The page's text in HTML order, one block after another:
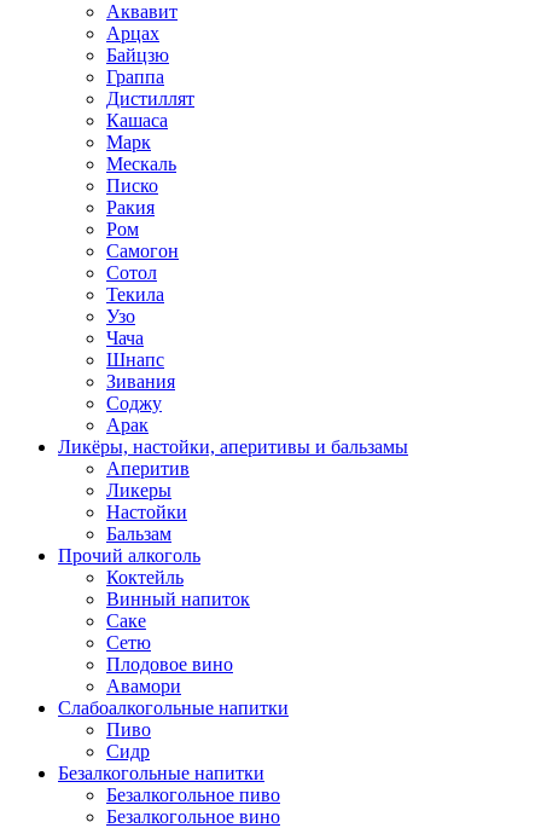
Аквавит
Арцах
Байцзю
Граппа
Дистиллят
Кашаса
Марк
Мескаль
Писко
Ракия
Ром
Самогон
Сотол
Текила
Узо
Чача
Шнапс
Зивания
Соджу
Арак
Ликёры, настойки, аперитивы и бальзамы
Аперитив
Ликеры
Настойки
Бальзам
Прочий алкоголь
Коктейль
Винный напиток
Саке
Сетю
Плодовое вино
Авамори
Слабоалкогольные напитки
Пиво
Сидр
Безалкогольные напитки
Безалкогольное пиво
Безалкогольное вино